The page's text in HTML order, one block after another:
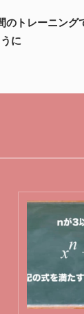
のトレーニング
に